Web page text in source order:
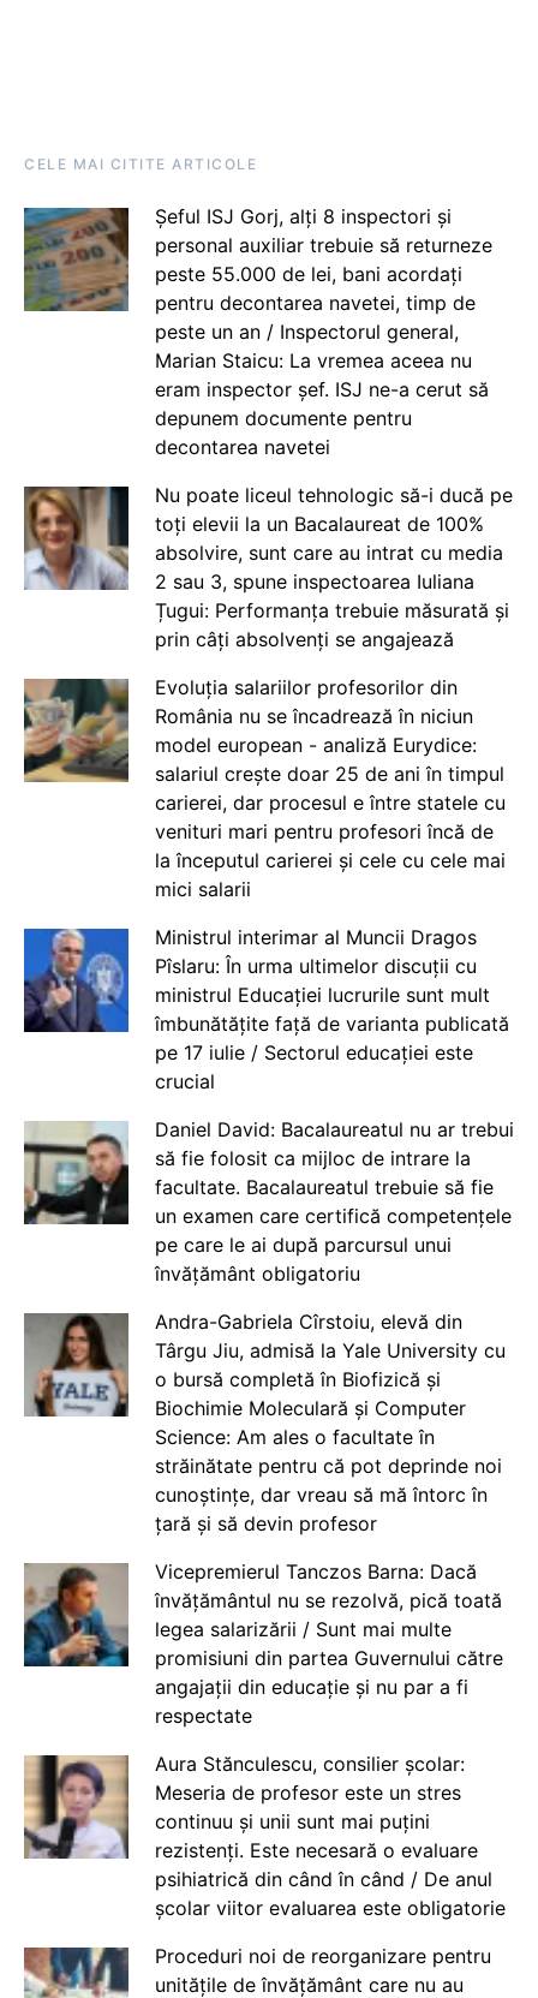
CELE MAI CITITE ARTICOLE
Șeful ISJ Gorj, alți 8 inspectori și
personal auxiliar trebuie să returneze
peste 55.000 de lei, bani acordați
pentru decontarea navetei, timp de
peste un an / Inspectorul general,
Marian Staicu: La vremea aceea nu
eram inspector șef. ISJ ne-a cerut să
depunem documente pentru
decontarea navetei
Nu poate liceul tehnologic să-i ducă pe
toți elevii la un Bacalaureat de 100%
absolvire, sunt care au intrat cu media
2 sau 3, spune inspectoarea Iuliana
Țugui: Performanța trebuie măsurată și
prin câți absolvenți se angajează
Evoluția salariilor profesorilor din
România nu se încadrează în niciun
model european - analiză Eurydice:
salariul crește doar 25 de ani în timpul
carierei, dar procesul e între statele cu
venituri mari pentru profesori încă de
la începutul carierei și cele cu cele mai
mici salarii
Ministrul interimar al Muncii Dragos
Pîslaru: În urma ultimelor discuții cu
ministrul Educației lucrurile sunt mult
îmbunătățite față de varianta publicată
pe 17 iulie / Sectorul educației este
crucial
Daniel David: Bacalaureatul nu ar trebui
să fie folosit ca mijloc de intrare la
facultate. Bacalaureatul trebuie să fie
un examen care certifică competențele
pe care le ai după parcursul unui
învățământ obligatoriu
Andra-Gabriela Cîrstoiu, elevă din
Târgu Jiu, admisă la Yale University cu
o bursă completă în Biofizică și
Biochimie Moleculară și Computer
Science: Am ales o facultate în
străinătate pentru că pot deprinde noi
cunoștințe, dar vreau să mă întorc în
țară și să devin profesor
Vicepremierul Tanczos Barna: Dacă
învățământul nu se rezolvă, pică toată
legea salarizării / Sunt mai multe
promisiuni din partea Guvernului către
angajații din educație și nu par a fi
respectate
Aura Stănculescu, consilier școlar:
Meseria de profesor este un stres
continuu și unii sunt mai puțini
rezistenți. Este necesară o evaluare
psihiatrică din când în când / De anul
școlar viitor evaluarea este obligatorie
Proceduri noi de reorganizare pentru
unitățile de învățământ care nu au